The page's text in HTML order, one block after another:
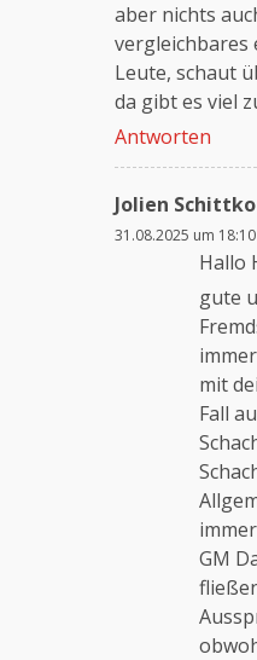
aber nichts
vergleichbares
Leute, schaut
da gibt es viel
Antworten
Jolien Schittko
Das „Echte-
Anti-Spam von
31.08.2025 um
Hallo
gute
mit
Fall
GM